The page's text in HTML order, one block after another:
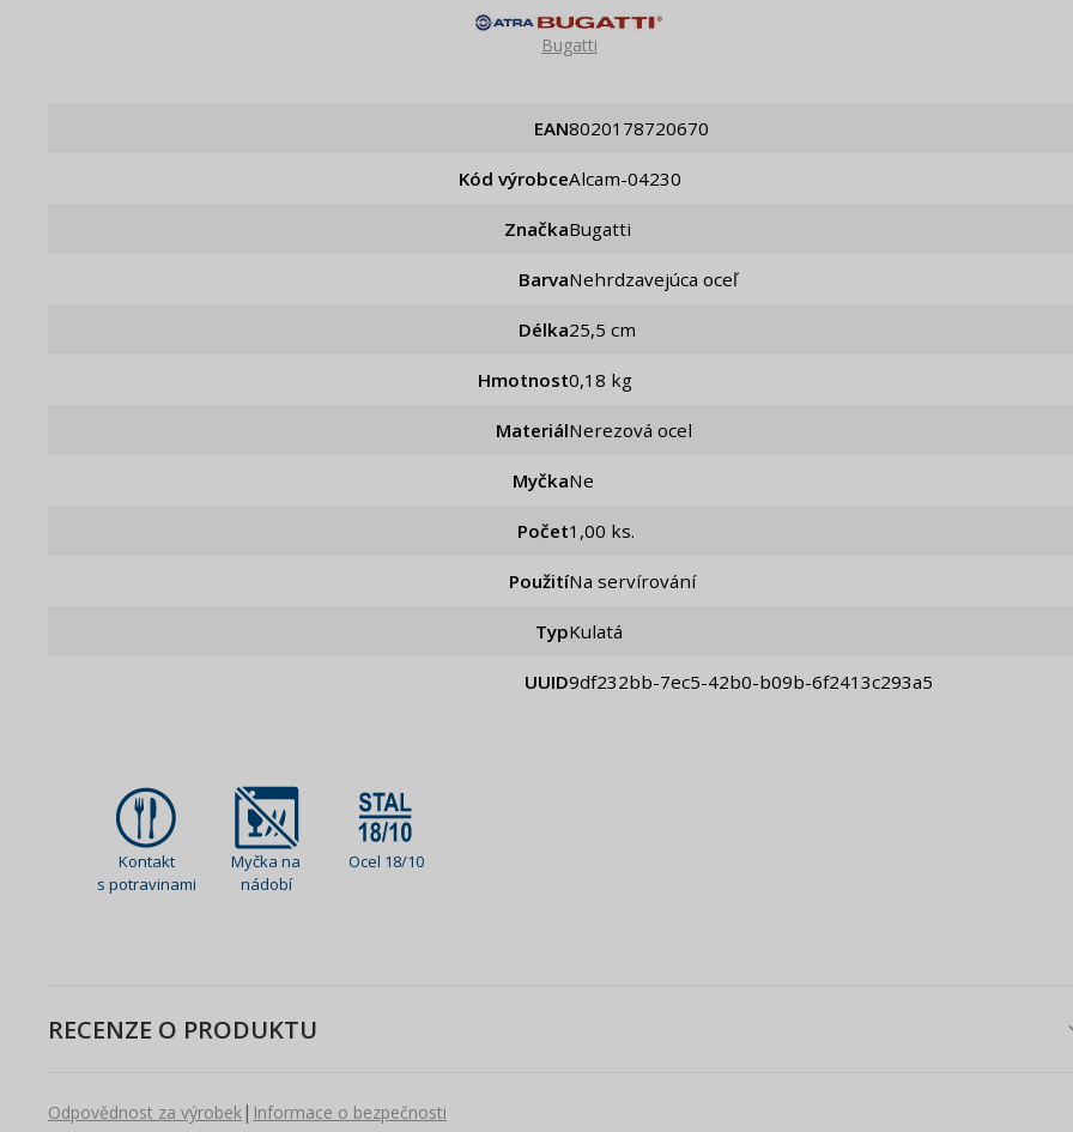
Bugatti
EAN 8020178720670
Kód výrobce alcam-04230
Značka Bugatti
Barva Nehrdzavejúca oceľ
Délka 25,5 cm
Hmotnost 0,18 kg
Materiál Nerezová ocel
Myčka Ne
Počet 1,00 ks.
Použití Na servírování
Typ Kulatá
UUID 9df232bb-7ec5-42b0-b09b-6f2413c293a5
Kontakt
s potravinami
Myčka na
nádobí
Ocel 18/10
RECENZE O PRODUKTU
Odpovědnost za výrobek| Informace o bezpečnosti